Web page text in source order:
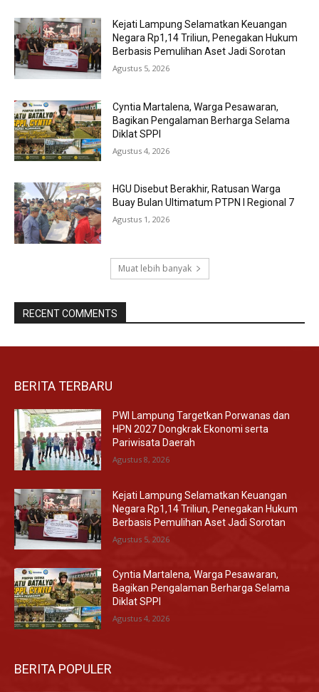
Kejati Lampung Selamatkan Keuangan
Negara Rp1,14 Triliun, Penegakan Hukum
Berbasis Pemulihan Aset Jadi Sorotan
Agustus 5, 2026
Cyntia Martalena, Warga Pesawaran,
Bagikan Pengalaman Berharga Selama
Diklat SPPI
Agustus 4, 2026
HGU Disebut Berakhir, Ratusan Warga
Buay Bulan Ultimatum PTPN I Regional 7
Agustus 1, 2026
Muat lebih banyak
RECENT COMMENTS
BERITA TERBARU
PWI Lampung Targetkan Porwanas dan
HPN 2027 Dongkrak Ekonomi serta
Pariwisata Daerah
Agustus 8, 2026
Kejati Lampung Selamatkan Keuangan
Negara Rp1,14 Triliun, Penegakan Hukum
Berbasis Pemulihan Aset Jadi Sorotan
Agustus 5, 2026
Cyntia Martalena, Warga Pesawaran,
Bagikan Pengalaman Berharga Selama
Diklat SPPI
Agustus 4, 2026
BERITA POPULER